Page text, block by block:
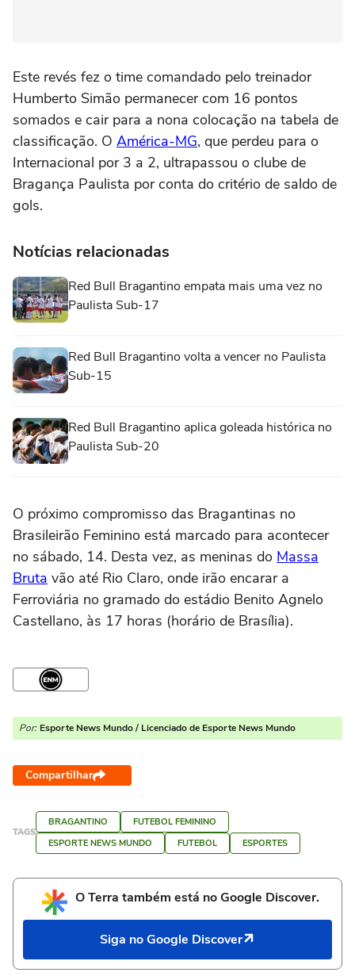
Este revés fez o time comandado pelo treinador
Humberto Simão permanecer com 16 pontos
somados e cair para a nona colocação na tabela de
classificação. O América-MG, que perdeu para o
Internacional por 3 a 2, ultrapassou o clube de
Bragança Paulista por conta do critério de saldo de
gols.
Notícias relacionadas
Red Bull Bragantino empata mais uma vez no
Paulista Sub-17
Red Bull Bragantino volta a vencer no Paulista
Sub-15
Red Bull Bragantino aplica goleada histórica no
Paulista Sub-20
O próximo compromisso das Bragantinas no
Brasileirão Feminino está marcado para acontecer
no sábado, 14. Desta vez, as meninas do Massa
Bruta vão até Rio Claro, onde irão encarar a
Ferroviária no gramado do estádio Benito Agnelo
Castellano, às 17 horas (horário de Brasília).
Por: Esporte News Mundo / Licenciado de Esporte News Mundo
Compartilhar
TAGS
BRAGANTINO
FUTEBOL FEMININO
ESPORTE NEWS MUNDO
FUTEBOL ESPORTES
O Terra também está no Google Discover.
Siga no Google Discover